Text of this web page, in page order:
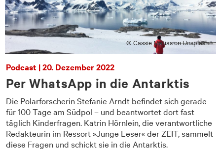
© Cassie Matias on Unsplash
Podcast | 20. Dezember 2022
Per WhatsApp in die Antarktis
Die Polarforscherin Stefanie Arndt befindet sich gerade
für 100 Tage am Südpol – und beantwortet dort fast
täglich Kinderfragen. Katrin Hörnlein, die verantwortliche
Redakteurin im Ressort »Junge Leser« der ZEIT, sammelt
diese Fragen und schickt sie in die Antarktis.